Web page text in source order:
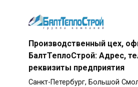
Производственный цех,
БалтТеплоСтрой: Адрес,
реквизиты предприятия
Санкт-Петербург, Большой